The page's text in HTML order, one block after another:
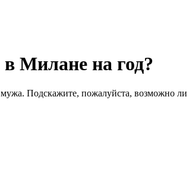
Милане на год?
Подскажите, пожалуйста, возможно